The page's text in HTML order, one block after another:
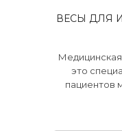
ВЕСЫ ДЛЯ
это
пациентов